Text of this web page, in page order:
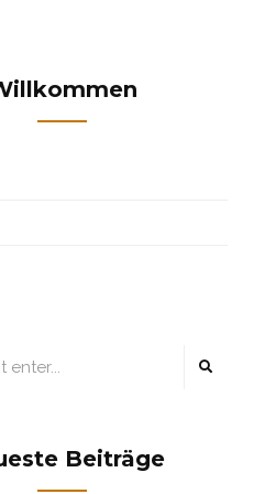
Beiträge